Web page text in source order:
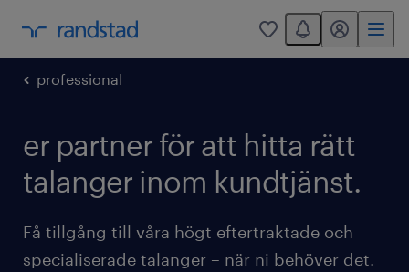
0
You have 0
mitt randstad
professional
er partner för att hitta rätt
talanger inom kundtjänst.
Få tillgång till våra högt eftertraktade och
specialiserade talanger – när ni behöver det.